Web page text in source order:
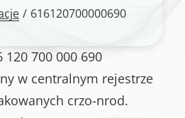
/ 616120700000690
120 700 000 690
w centralnym rejestrze
crzo-nrod.